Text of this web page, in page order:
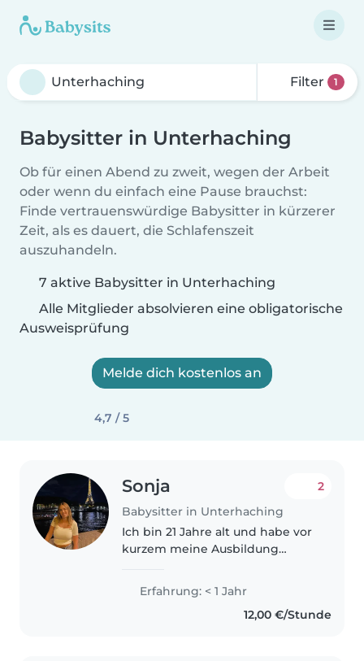
Filter 1
Babysitter in Unterhaching
Ob für einen Abend zu zweit, wegen der Arbeit
oder wenn du einfach eine Pause brauchst:
Finde vertrauenswürdige Babysitter in kürzerer
Zeit, als es dauert, die Schlafenszeit
auszuhandeln.
7 aktive Babysitter in Unterhaching
Alle Mitglieder absolvieren eine obligatorische
Ausweisprüfung
Melde dich kostenlos an
4,7 / 5
Sonja
Babysitter in Unterhaching
2
Ich bin 21 Jahre alt und habe vor
kurzem meine Ausbildung
Kindern umgehen, bin auch
ehrenamtliche Trainerin von
verschiedenen Altersgruppen.
Erfahrung: < 1 Jahr
12,00 €/Stunde